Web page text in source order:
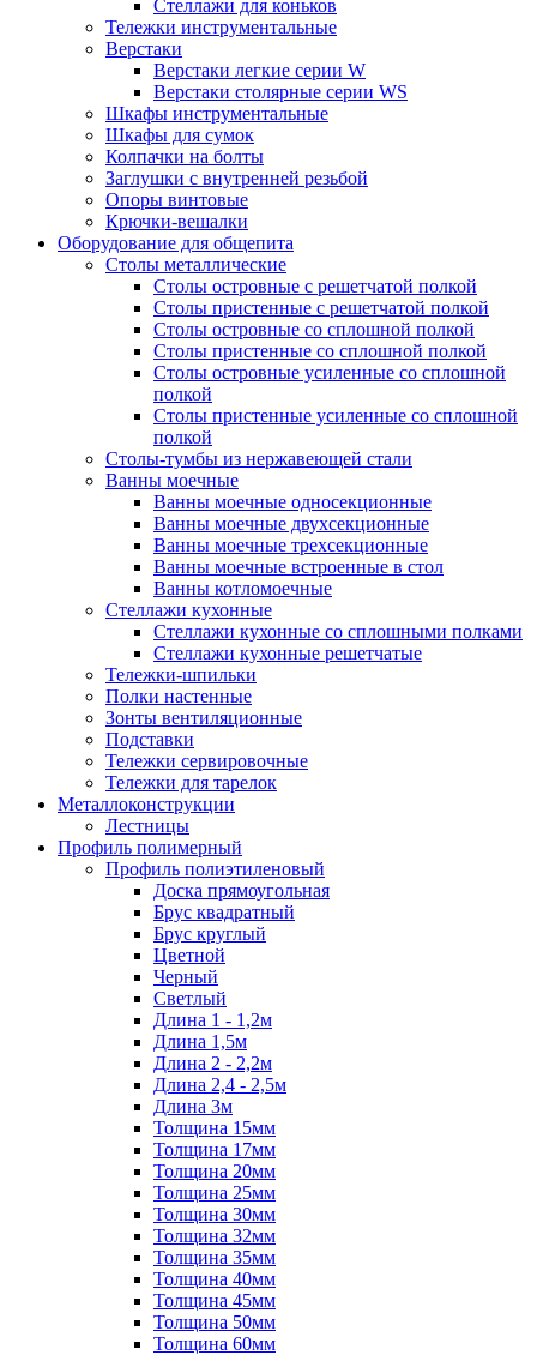
Стеллажи для коньков
Тележки инструментальные
Верстаки
Верстаки легкие серии W
Верстаки столярные серии WS
Шкафы инструментальные
Шкафы для сумок
Колпачки на болты
Заглушки с внутренней резьбой
Опоры винтовые
Крючки-вешалки
Оборудование для общепита
Столы металлические
Столы островные с решетчатой полкой
Столы пристенные с решетчатой полкой
Столы островные со сплошной полкой
Столы пристенные со сплошной полкой
Столы островные усиленные со сплошной
полкой
Столы пристенные усиленные со сплошной
полкой
Столы-тумбы из нержавеющей стали
Ванны моечные
Ванны моечные односекционные
Ванны моечные двухсекционные
Ванны моечные трехсекционные
Ванны моечные встроенные в стол
Ванны котломоечные
Стеллажи кухонные
Стеллажи кухонные со сплошными полками
Стеллажи кухонные решетчатые
Тележки-шпильки
Полки настенные
Зонты вентиляционные
Подставки
Тележки сервировочные
Тележки для тарелок
Металлоконструкции
Лестницы
Профиль полимерный
Профиль полиэтиленовый
Доска прямоугольная
Брус квадратный
Брус круглый
Цветной
Черный
Светлый
Длина 1 - 1,2м
Длина 1,5м
Длина 2 - 2,2м
Длина 2,4 - 2,5м
Длина 3м
Толщина 15мм
Толщина 17мм
Толщина 20мм
Толщина 25мм
Толщина 30мм
Толщина 32мм
Толщина 35мм
Толщина 40мм
Толщина 45мм
Толщина 50мм
Толщина 60мм